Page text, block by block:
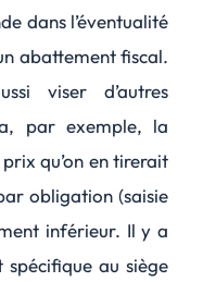
dans l’éventualité
abattement fiscal.
viser d’autres
par exemple, la
qu’on en tirerait
obligation (saisie
inférieur. Il y a
spécifique au siège